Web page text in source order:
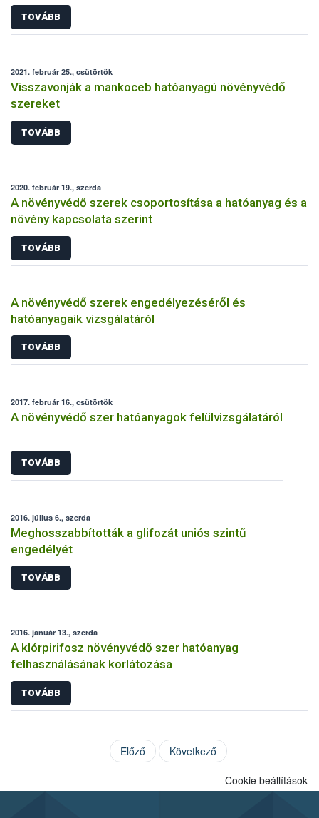
TOVÁBB
2021. február 25., csütörtök
Visszavonják a mankoceb hatóanyagú növényvédő
szereket
TOVÁBB
2020. február 19., szerda
A növényvédő szerek csoportosítása a hatóanyag és a
növény kapcsolata szerint
TOVÁBB
A növényvédő szerek engedélyezéséről és
hatóanyagaik vizsgálatáról
TOVÁBB
2017. február 16., csütörtök
A növényvédő szer hatóanyagok felülvizsgálatáról
TOVÁBB
2016. július 6., szerda
Meghosszabbították a glifozát uniós szintű
engedélyét
TOVÁBB
2016. január 13., szerda
A klórpirifosz növényvédő szer hatóanyag
felhasználásának korlátozása
TOVÁBB
Előző Következő
Cookie beállítások